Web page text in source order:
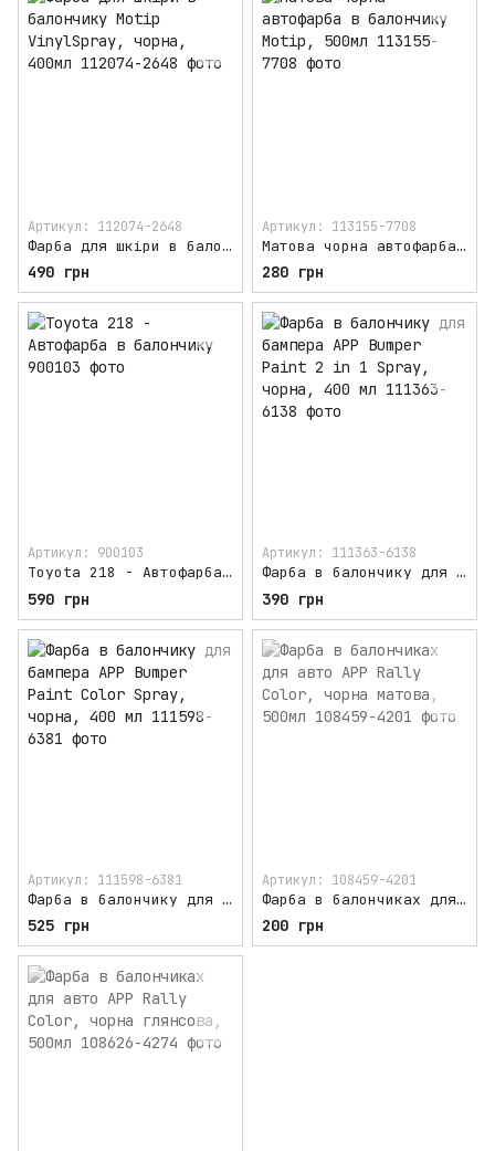
Артикул: 112074-2648
Фарба для шкіри в балончику Motip VinylSpray, чорна, 400мл
490 грн
Артикул: 113155-7708
Матова чорна автофарба в балончику Motip, 500мл
280 грн
Артикул: 900103
Toyota 218 - Автофарба в балончику
590 грн
Артикул: 111363-6138
Фарба в балончику для бампера APP Bumper Paint 2 in 1 Spray, чорна, 400 мл
390 грн
Артикул: 111598-6381
Фарба в балончику для бампера APP Bumper Paint Color Spray, чорна, 400 мл
525 грн
Артикул: 108459-4201
Фарба в балончиках для авто APP Rally Color, чорна матова, 500мл
200 грн